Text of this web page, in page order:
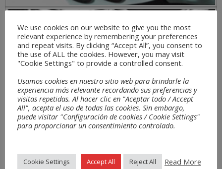
Sectores
We use cookies on our website to give you the most
relevant experience by remembering your preferences
and repeat visits. By clicking “Accept All”, you consent to
the use of ALL the cookies. However, you may visit
"Cookie Settings" to provide a controlled consent.
Usamos cookies en nuestro sitio web para brindarle la
experiencia más relevante recordando sus preferencias y
visitas repetidas. Al hacer clic en "Aceptar todo / Accept
All", acepta el uso de todas las cookies. Sin embargo,
puede visitar "Configuración de cookies / Cookie Settings"
para proporcionar un consentimiento controlado.
Cookie Settings Accept All Reject All Read More